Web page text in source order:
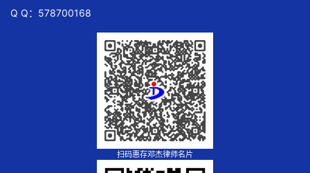
Q Q：578700168
扫码惠存邓杰律师名片